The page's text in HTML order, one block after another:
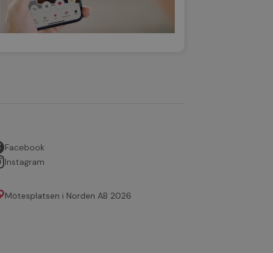
Facebook
Instagram
Mötesplatsen i Norden AB 2026